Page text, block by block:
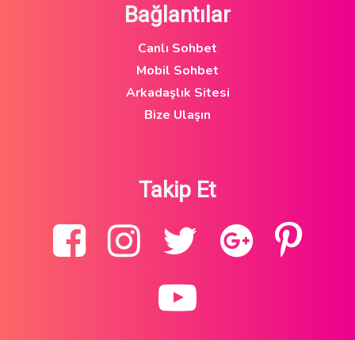
Bağlantılar
Canlı Sohbet
Mobil Sohbet
Arkadaşlık Sitesi
Bize Ulaşın
Takip Et